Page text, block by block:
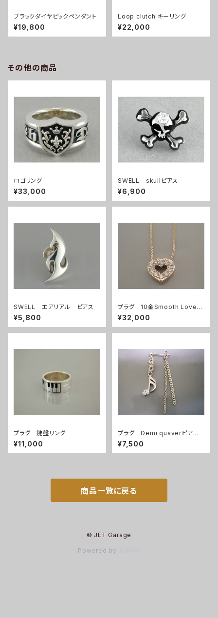
ブラックダイヤピックペンダント
¥19,800
Loop clutch キーリング
¥22,000
その他の商品
ロゴリング
¥33,000
SWELL skullピアス
¥6,900
SWELL エアリアル ピアス
¥5,800
プラグ 10金Smooth Love
ペンダント
¥32,000
プラグ 鍵盤リング
¥11,000
プラグ Demi quaverピアス
(1個)
¥7,500
商品一覧に戻る
© JET Garage
Powered by